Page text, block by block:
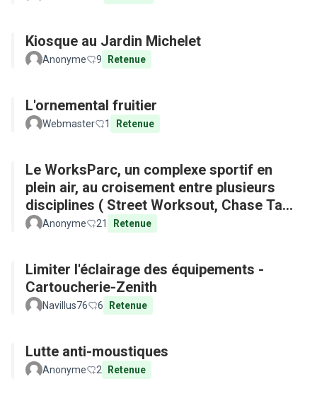
Kiosque au Jardin Michelet
Anonyme 9 Retenue
L'ornemental fruitier
Webmaster 1 Retenue
Le WorksParc, un complexe sportif en
plein air, au croisement entre plusieurs
disciplines ( Street Worksout, Chase Tag,
Parkour)
Anonyme 21 Retenue
Limiter l'éclairage des équipements -
Cartoucherie-Zenith
Navillus76 6 Retenue
Lutte anti-moustiques
Anonyme 2 Retenue